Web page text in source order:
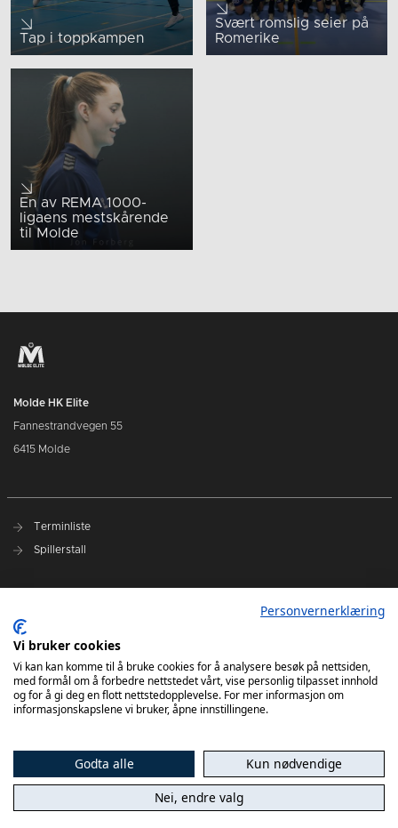
Tap i toppkampen
Svært romslig seier på
Romerike
En av REMA 1000-
ligaens mestskårende
til Molde
Molde HK Elite
Fannestrandvegen 55
6415 Molde
Terminliste
Spillerstall
Kjøp billetter
Sesongkort
Personvernerklæring
Vi bruker cookies
Vi kan kan komme til å bruke cookies for å analysere besøk på nettsiden,
med formål om å forbedre nettstedet vårt, vise personlig tilpasset innhold
og for å gi deg en flott nettstedopplevelse. For mer informasjon om
informasjonskapslene vi bruker, åpne innstillingene.
Godta alle
Kun nødvendige
Nei, endre valg